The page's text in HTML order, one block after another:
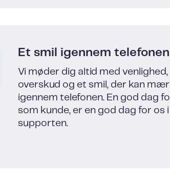
Et smil igennem telefonen
Vi møder dig altid med venlighed,
overskud og et smil, der kan
igennem telefonen. En god dag
som kunde, er en god dag for os i
supporten.